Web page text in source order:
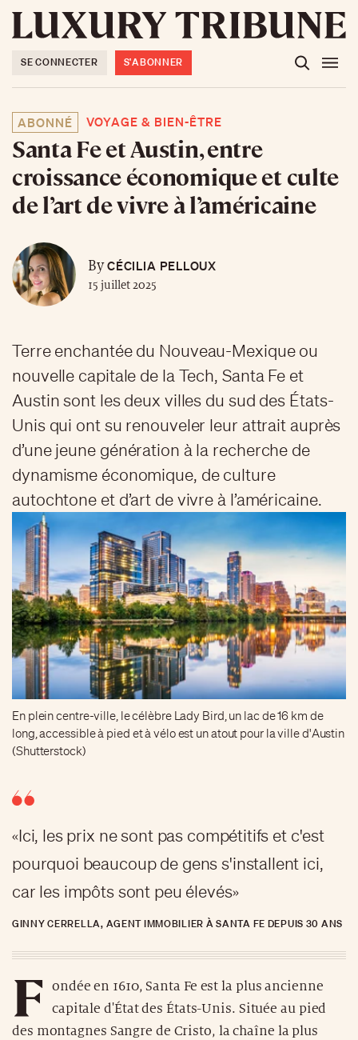
SE CONNECTER S'ABONNER
ABONNÉ VOYAGE & BIEN-ÊTRE
Santa Fe et Austin, entre
croissance économique et culte
de l’art de vivre à l’américaine
ByCÉCILIA PELLOUX
15 juillet 2025
Terre enchantée du Nouveau-Mexique ou
nouvelle capitale de la Tech, Santa Fe et
Austin sont les deux villes du sud des États-
Unis qui ont su renouveler leur attrait auprès
d’une jeune génération à la recherche de
dynamisme économique, de culture
autochtone et d’art de vivre à l’américaine.
En plein centre-ville, le célèbre Lady Bird, un lac de 16 km de
long, accessible à pied et à vélo est un atout pour la ville d'Austin
(Shutterstock)
«Ici, les prix ne sont pas compétitifs et c'est
pourquoi beaucoup de gens s'installent ici,
car les impôts sont peu élevés»
GINNY CERRELLA, AGENT IMMOBILIER À SANTA FE DEPUIS 30 ANS
F
ondée en 1610, Santa Fe est la plus ancienne
capitale d'État des États-Unis. Située au pied
des montagnes Sangre de Cristo, la chaîne la plus